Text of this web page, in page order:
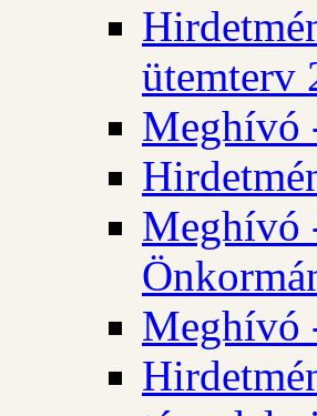
ütemterv
Meghívó
Meghívó
Meghívó